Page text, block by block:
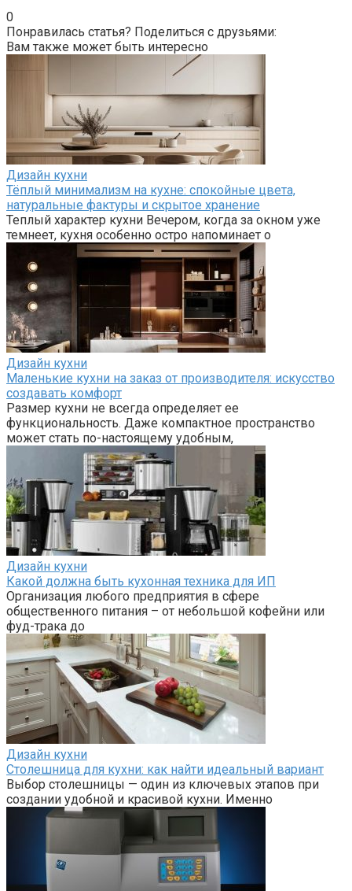
0
Понравилась статья? Поделиться с друзьями:
Вам также может быть интересно
Дизайн кухни
Тёплый минимализм на кухне: спокойные цвета,
натуральные фактуры и скрытое хранение
Теплый характер кухни Вечером, когда за окном уже
темнеет, кухня особенно остро напоминает о
Дизайн кухни
Маленькие кухни на заказ от производителя: искусство
создавать комфорт
Размер кухни не всегда определяет ее
функциональность. Даже компактное пространство
может стать по-настоящему удобным,
Дизайн кухни
Какой должна быть кухонная техника для ИП
Организация любого предприятия в сфере
общественного питания – от небольшой кофейни или
фуд-трака до
Дизайн кухни
Столешница для кухни: как найти идеальный вариант
Выбор столешницы — один из ключевых этапов при
создании удобной и красивой кухни. Именно